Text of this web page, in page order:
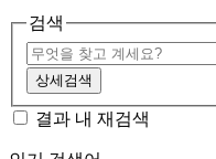
검색
상세검색
결과 내 재검색